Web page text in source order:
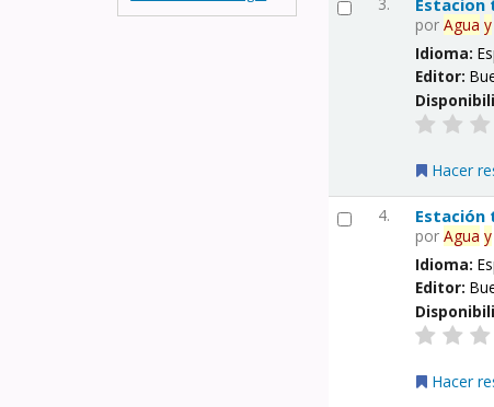
porAgua y
Idioma:
Editor:
Hacer
4. Estación
porAgua y
Idioma:
Editor:
Hacer